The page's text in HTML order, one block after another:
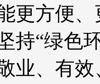
更方便
持“绿色
业、有